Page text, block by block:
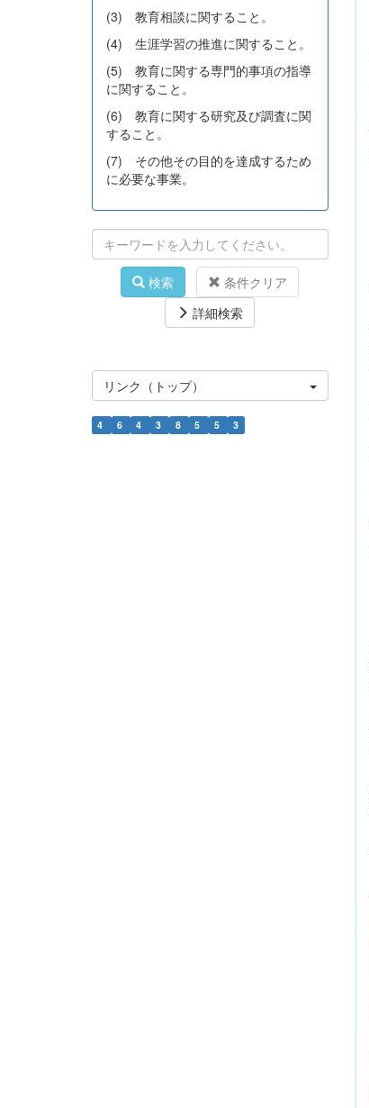
(3) 教育相談に関すること。
(4) 生涯学習の推進に関すること。
(5) 教育に関する専門的事項の指導
に関すること。
(6) 教育に関する研究及び調査に関
すること。
(7) その他その目的を達成するため
に必要な事業。
検索
条件クリア
詳細検索
リンク（トップ）
4 6 4 3 8 5 5 3